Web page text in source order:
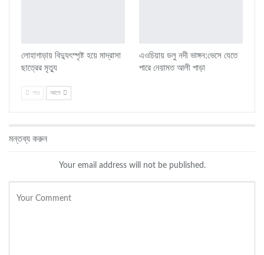
লোহাগাড়ায় বিদ্যুৎস্পৃষ্ট হয়ে মাদ্রাসা
ছাত্রের মৃত্যু
এওচিয়ায় ডলু নদী ভাঙ্গন:ভেসে যেতে
পারে নেয়ামত আলী পাড়া
পরে আগে
মন্তব্য করুন
Your email address will not be published.